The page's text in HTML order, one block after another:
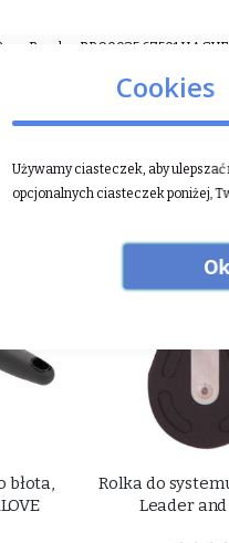
rue Branly - BP 90035 67501
błota,
Rolka do
Leader and
Cookies
Używamy ciasteczek, aby
opcjonalnych ciasteczek poniżej,